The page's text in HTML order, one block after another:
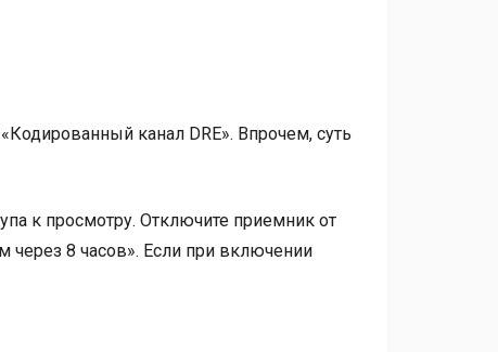
канал DRE». Впрочем, суть
к просмотру. Отключите приемник от
через 8 часов». Если при включении